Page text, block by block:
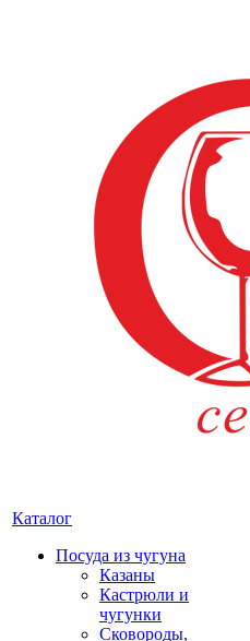
Каталог
Посуда из чугуна
Казаны
Кастрюли и
чугунки
Сковороды,